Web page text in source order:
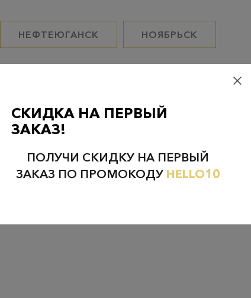
НЕФТЕЮГАНСК НОЯБРЬСК
СКИДКА НА ПЕРВЫЙ
ЗАКАЗ!
ПОЛУЧИ СКИДКУ НА ПЕРВЫЙ
ЗАКАЗ ПО ПРОМОКОДУ HELLO10